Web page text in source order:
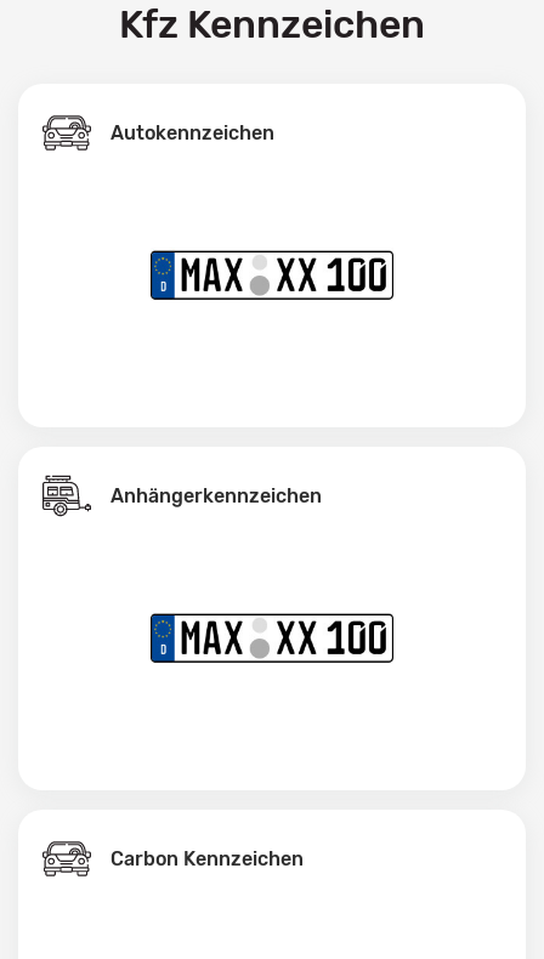
Kfz Kennzeichen
Autokennzeichen
Anhängerkennzeichen
Carbon Kennzeichen